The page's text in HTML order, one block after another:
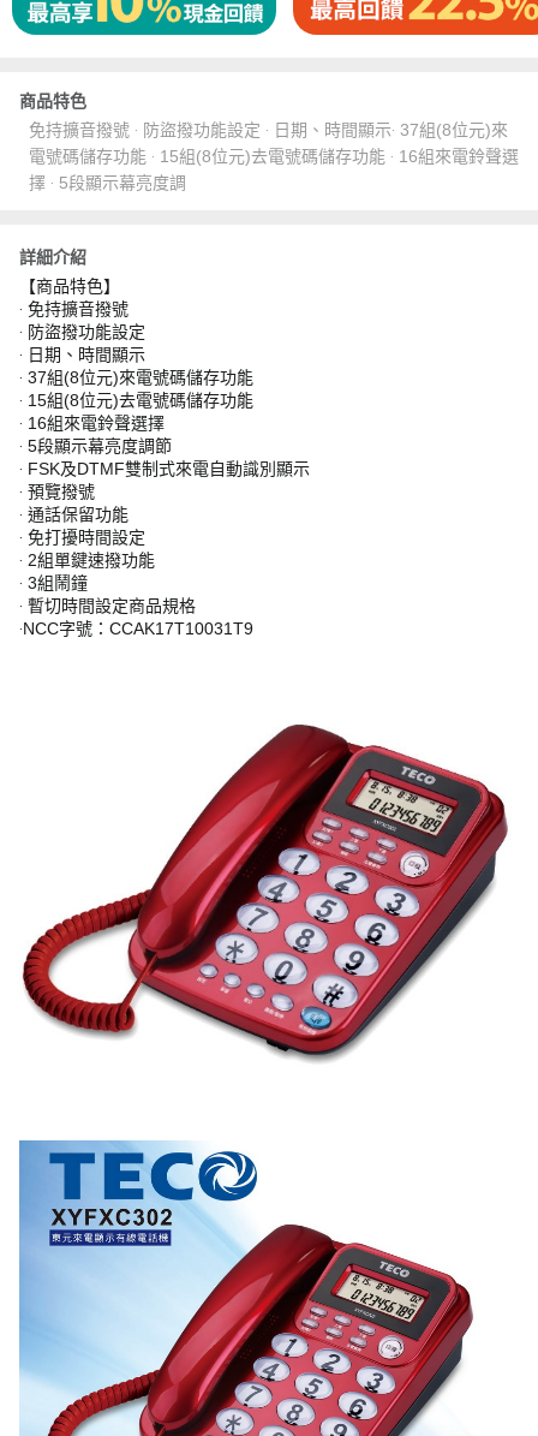
商品特色
免持擴音撥號 ‧ 防盜撥功能設定 ‧ 日期、時間顯示‧ 37組(8位元)來
電號碼儲存功能 ‧ 15組(8位元)去電號碼儲存功能 ‧ 16組來電鈴聲選
擇 ‧ 5段顯示幕亮度調
詳細介紹
【商品特色】
‧ 免持擴音撥號
‧ 防盜撥功能設定
‧ 日期、時間顯示
‧ 37組(8位元)來電號碼儲存功能
‧ 15組(8位元)去電號碼儲存功能
‧ 16組來電鈴聲選擇
‧ 5段顯示幕亮度調節
‧ FSK及DTMF雙制式來電自動識別顯示
‧ 預覽撥號
‧ 通話保留功能
‧ 免打擾時間設定
‧ 2組單鍵速撥功能
‧ 3組鬧鐘
‧ 暫切時間設定商品規格
‧NCC字號：CCAK17T10031T9